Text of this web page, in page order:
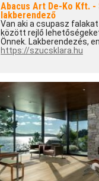
Abacus Art De-Ko Kft. -
lakberendező
Van aki a csupasz
között rejlő
Önnek. Lakberendezés,
https://szucsklara.hu